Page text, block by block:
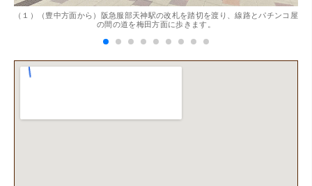
（１）（豊中方面から）阪急服部天神駅の改札を踏切を渡り、線路とパチンコ屋
の間の道を梅田方面に歩きます。